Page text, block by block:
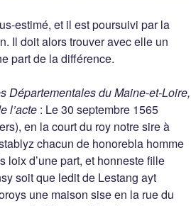
estimé, et il est poursuivi par la
Il doit alors trouver avec elle un
part de la différence.
Départementales du Maine-et-Loire,
l’acte : Le 30 septembre 1565
en la court du roy notre sire à
chacun de honorebla homme
loix d’une part, et honneste fille
soit que ledit de Lestang ayt
une maison sise en la rue du